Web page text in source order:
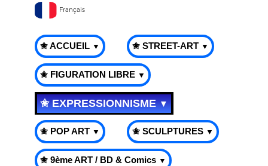
Français
✬ ACCUEIL ▼ ✬ STREET-ART ▼
✬ FIGURATION LIBRE ▼
✬ EXPRESSIONNISME▼
✬ POP ART ▼ ✬ SCULPTURES ▼
✬ 9ème ART / BD & Comics ▼